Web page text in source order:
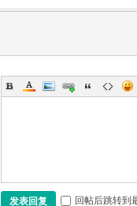
发表回复 回帖后跳转到